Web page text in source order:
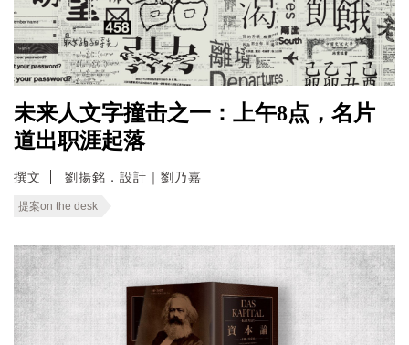
未来人文字撞击之一：上午8点，名片
道出职涯起落
撰文 劉揚銘．設計｜劉乃嘉
提案on the desk